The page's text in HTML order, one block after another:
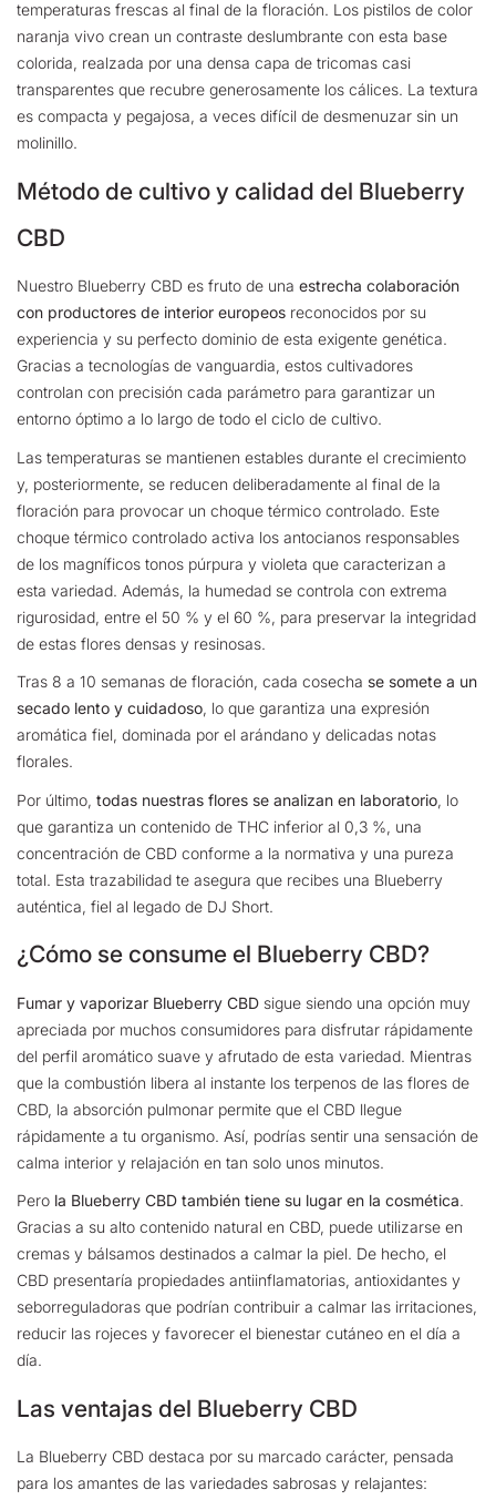
temperaturas frescas al final de la floración. Los pistilos de color
naranja vivo crean un contraste deslumbrante con esta base
colorida, realzada por una densa capa de tricomas casi
transparentes que recubre generosamente los cálices. La textura
es compacta y pegajosa, a veces difícil de desmenuzar sin un
molinillo.
Método de cultivo y calidad del Blueberry
CBD
Nuestro Blueberry CBD es fruto de una estrecha colaboración
con productores de interior europeos reconocidos por su
experiencia y su perfecto dominio de esta exigente genética.
Gracias a tecnologías de vanguardia, estos cultivadores
controlan con precisión cada parámetro para garantizar un
entorno óptimo a lo largo de todo el ciclo de cultivo.
Las temperaturas se mantienen estables durante el crecimiento
y, posteriormente, se reducen deliberadamente al final de la
floración para provocar un choque térmico controlado. Este
choque térmico controlado activa los antocianos responsables
de los magníficos tonos púrpura y violeta que caracterizan a
esta variedad. Además, la humedad se controla con extrema
rigurosidad, entre el 50 % y el 60 %, para preservar la integridad
de estas flores densas y resinosas.
Tras 8 a 10 semanas de floración, cada cosecha se somete a un
secado lento y cuidadoso, lo que garantiza una expresión
aromática fiel, dominada por el arándano y delicadas notas
florales.
Por último, todas nuestras flores se analizan en laboratorio, lo
que garantiza un contenido de THC inferior al 0,3 %, una
concentración de CBD conforme a la normativa y una pureza
total. Esta trazabilidad te asegura que recibes una Blueberry
auténtica, fiel al legado de DJ Short.
¿Cómo se consume el Blueberry CBD?
Fumar y vaporizar Blueberry CBD sigue siendo una opción muy
apreciada por muchos consumidores para disfrutar rápidamente
del perfil aromático suave y afrutado de esta variedad. Mientras
que la combustión libera al instante los terpenos de las flores de
CBD, la absorción pulmonar permite que el CBD llegue
rápidamente a tu organismo. Así, podrías sentir una sensación de
calma interior y relajación en tan solo unos minutos.
Pero la Blueberry CBD también tiene su lugar en la cosmética.
Gracias a su alto contenido natural en CBD, puede utilizarse en
cremas y bálsamos destinados a calmar la piel. De hecho, el
CBD presentaría propiedades antiinflamatorias, antioxidantes y
seborreguladoras que podrían contribuir a calmar las irritaciones,
reducir las rojeces y favorecer el bienestar cutáneo en el día a
día.
Las ventajas del Blueberry CBD
La Blueberry CBD destaca por su marcado carácter, pensada
para los amantes de las variedades sabrosas y relajantes: